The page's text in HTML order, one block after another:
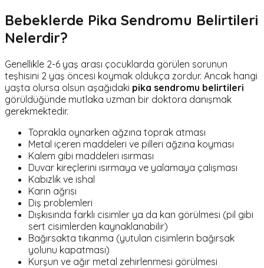
Bebeklerde Pika Sendromu Belirtileri
Nelerdir?
Genellikle 2-6 yaş arası çocuklarda görülen sorunun
teşhisini 2 yaş öncesi koymak oldukça zordur. Ancak hangi
yaşta olursa olsun aşağıdaki pika sendromu belirtileri
görüldüğünde mutlaka uzman bir doktora danışmak
gerekmektedir.
Toprakla oynarken ağzına toprak atması
Metal içeren maddeleri ve pilleri ağzına koyması
Kalem gibi maddeleri ısırması
Duvar kireçlerini ısırmaya ve yalamaya çalışması
Kabızlık ve ishal
Karın ağrısı
Diş problemleri
Dışkısında farklı cisimler ya da kan görülmesi (pil gibi
sert cisimlerden kaynaklanabilir)
Bağırsakta tıkanma (yutulan cisimlerin bağırsak
yolunu kapatması)
Kurşun ve ağır metal zehirlenmesi görülmesi